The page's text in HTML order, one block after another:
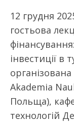
12 грудня
гостьова
інвестиції в
Akademia
Польща),
технологій